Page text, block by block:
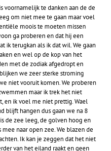
voornamelijk te danken aan de de
om niet mee te gaan maar voel
moois te moeten missen
ga proberen en dat hij een
ik terugkan als ik dat wil. We gaan
en wel op de kop van het
met de zodiak afgedropt en
we zeer sterke stroming
niet vooruit komen. We proberen
maar ik trek het niet
en ik voel me niet prettig. Wael
blijft hangen dus gaan we na 8
de zee leeg, de golven hoog en
naar open zee. We blazen de
Ik kan je zeggen dat het niet
van het eiland raakt en geen